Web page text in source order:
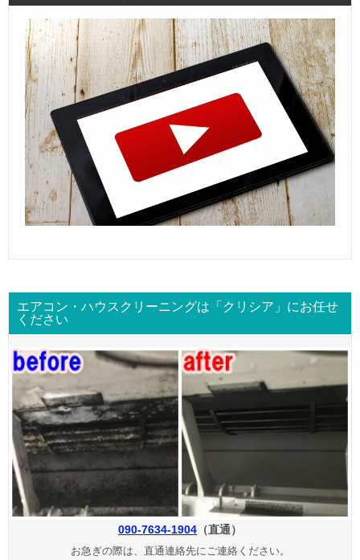
エアコン・ハウスクリーニングは「クリシア」にお任せ
ください
090-7634-1904 （直通）
お急ぎの際は、直通連絡先にご連絡ください。